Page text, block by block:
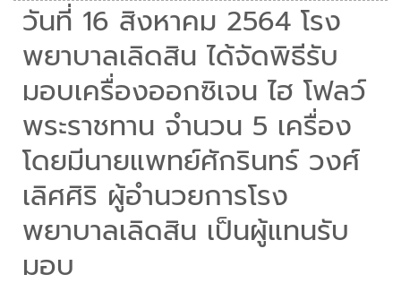
วันที่ 16 สิงหาคม 2564 โรง
พยาบาลเลิดสิน ได้จัดพิธีรับ
มอบเครื่องออกซิเจน ไฮ โฟลว์
พระราชทาน จำนวน 5 เครื่อง
โดยมีนายแพทย์ศักรินทร์ วงศ์
เลิศศิริ ผู้อำนวยการโรง
พยาบาลเลิดสิน เป็นผู้แทนรับ
มอบ